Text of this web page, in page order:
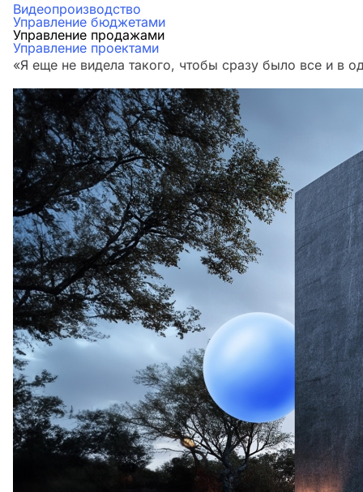
Видеопроизводство
Управление бюджетами
Управление продажами
Управление проектами
«Я еще не видела такого, чтобы сразу было все и в